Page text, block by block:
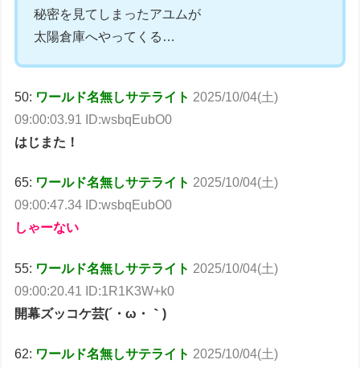
秘密を見てしまったアユムが
太陽倉庫へやってくる…
50: ワールド名無しサテライト 2025/10/04(土)
09:00:03.91 ID:wsbqEubO0
はじまた！
65: ワールド名無しサテライト 2025/10/04(土)
09:00:47.34 ID:wsbqEubO0
しゃーない
55: ワールド名無しサテライト 2025/10/04(土)
09:00:20.41 ID:1R1K3W+k0
開幕ズッコケ芸(´・ω・｀)
62: ワールド名無しサテライト 2025/10/04(土)